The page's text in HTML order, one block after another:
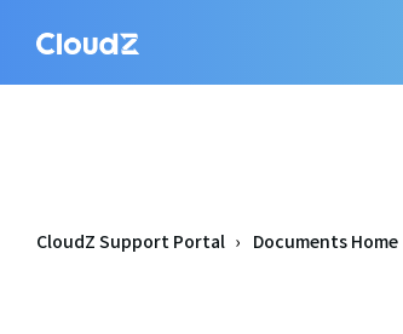
CloudZ Support Portal Documents Home